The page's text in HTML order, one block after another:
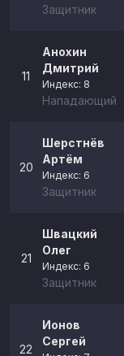
Защитник
11
Анохин
Дмитрий
Индекс: 8
Нападающий
20
Шерстнёв
Артём
Индекс: 6
Защитник
21
Швацкий
Олег
Индекс: 6
Защитник
22
Ионов
Сергей